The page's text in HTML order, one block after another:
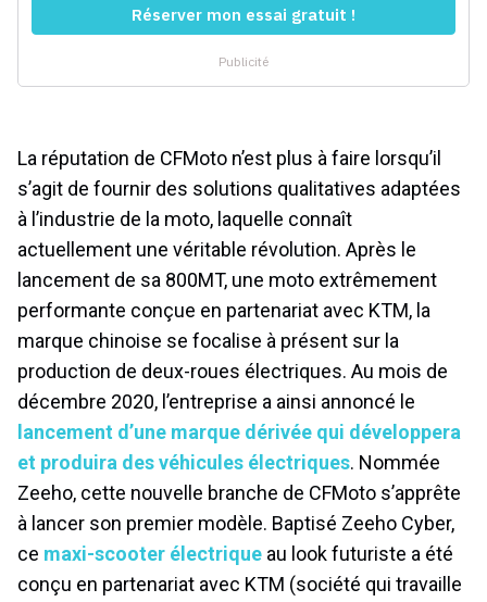
La réputation de CFMoto n’est plus à faire lorsqu’il
s’agit de fournir des solutions qualitatives adaptées
à l’industrie de la moto, laquelle connaît
actuellement une véritable révolution. Après le
lancement de sa 800MT, une moto extrêmement
performante conçue en partenariat avec KTM, la
marque chinoise se focalise à présent sur la
production de deux-roues électriques. Au mois de
décembre 2020, l’entreprise a ainsi annoncé le
lancement d’une marque dérivée qui développera
et produira des véhicules électriques. Nommée
Zeeho, cette nouvelle branche de CFMoto s’apprête
à lancer son premier modèle. Baptisé Zeeho Cyber,
ce maxi-scooter électrique au look futuriste a été
conçu en partenariat avec KTM (société qui travaille